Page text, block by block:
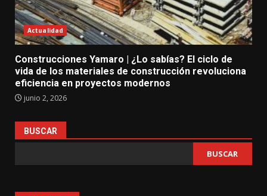
Actualidad
Construcciones Yamaro | ¿Lo sabías? El ciclo de
vida de los materiales de construcción revoluciona
eficiencia en proyectos modernos
junio 2, 2026
BUSCAR
BUSCAR